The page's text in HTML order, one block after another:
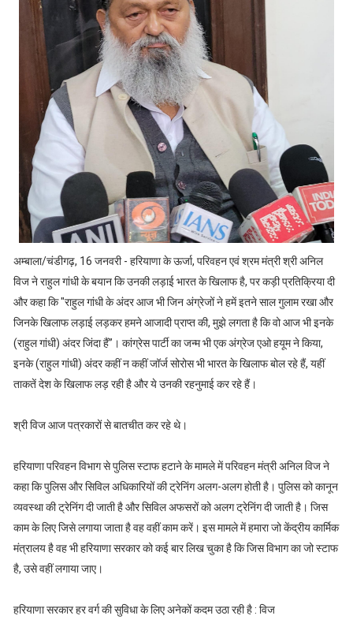
अम्बाला/चंडीगढ़, 16 जनवरी - हरियाणा के ऊर्जा, परिवहन एवं श्रम मंत्री श्री अनिल
विज ने राहुल गांधी के बयान कि उनकी लड़ाई भारत के खिलाफ है, पर कड़ी प्रतिक्रिया दी
और कहा कि "राहुल गांधी के अंदर आज भी जिन अंग्रेजों ने हमें इतने साल गुलाम रखा और
जिनके खिलाफ लड़ाई लड़कर हमने आजादी प्राप्त की, मुझे लगता है कि वो आज भी इनके
(राहुल गांधी) अंदर जिंदा हैं”। कांग्रेस पार्टी का जन्म भी एक अंग्रेज एओ हयूम ने किया,
इनके (राहुल गांधी) अंदर कहीं न कहीं जॉर्ज सोरोस भी भारत के खिलाफ बोल रहे हैं, यहीं
ताकतें देश के खिलाफ लड़ रही है और ये उनकी रहनुमाई कर रहे हैं।
श्री विज आज पत्रकारों से बातचीत कर रहे थे।
हरियाणा परिवहन विभाग से पुलिस स्टाफ हटाने के मामले में परिवहन मंत्री अनिल विज ने
कहा कि पुलिस और सिविल अधिकारियों की ट्रेनिंग अलग-अलग होती है। पुलिस को कानून
व्यवस्था की ट्रेनिंग दी जाती है और सिविल अफसरों को अलग ट्रेनिंग दी जाती है। जिस
काम के लिए जिसे लगाया जाता है वह वहीं काम करें। इस मामले में हमारा जो केंद्रीय कार्मिक
मंत्रालय है वह भी हरियाणा सरकार को कई बार लिख चुका है कि जिस विभाग का जो स्टाफ
है, उसे वहीं लगाया जाए।
हरियाणा सरकार हर वर्ग की सुविधा के लिए अनेकों कदम उठा रही है : विज